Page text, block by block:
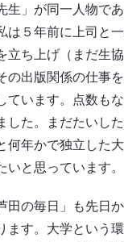
生」が同一人物で
は５年前に上司と
立ち上げ（まだ生
の出版関係の仕事
ています。点数も
した。まだたいし
何年かで独立した
いと思っています。
田の毎日」も先日
ます。大学という